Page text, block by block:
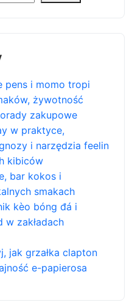
pens i momo tropi
żywotność
zakupowe
w praktyce,
i narzędzia feelin
kibiców
bar kokos i
smakach
kèo bóng đá i
w zakładach
jak grzałka clapton
e-papierosa